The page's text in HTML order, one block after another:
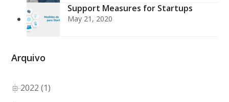
Support Measures for Startups
May 21, 2020
Arquivo
2022 (1)